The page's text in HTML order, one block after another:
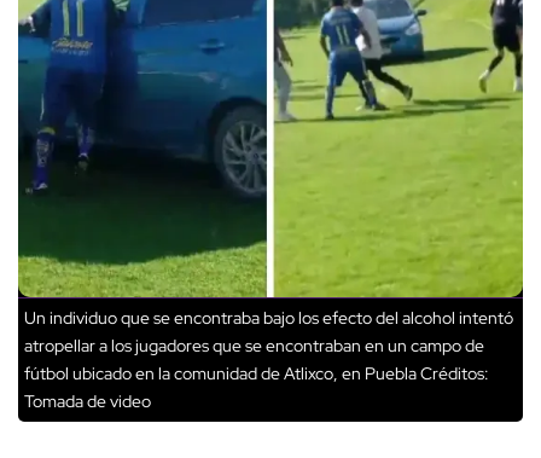
Un individuo que se encontraba bajo los efecto del alcohol intentó
atropellar a los jugadores que se encontraban en un campo de
fútbol ubicado en la comunidad de Atlixco, en PueblaCréditos:
Tomada de video